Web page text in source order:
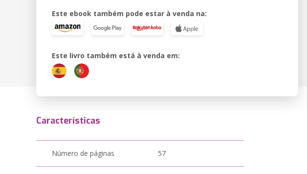
Este ebook também pode estar à venda na:
Este livro também está à venda em:
Características
Número de páginas 57